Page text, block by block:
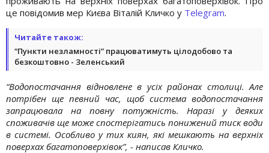
це повідомив мер Києва Віталій Кличко у Telegram.
Читайте також:
“Пункти незламності” працюватимуть цілодобово та
безкоштовно - Зеленський
“Водопостачання відновлене в усіх районах столиці. Але
потрібен ще певний час, щоб система водопостачання
запрацювала на повну потужність. Наразі у деяких
споживачів ще може спостерігатись понижений тиск води
в системі. Особливо у тих киян, які мешкають на верхніх
поверхах багатоповерхівок”, - написав Кличко.